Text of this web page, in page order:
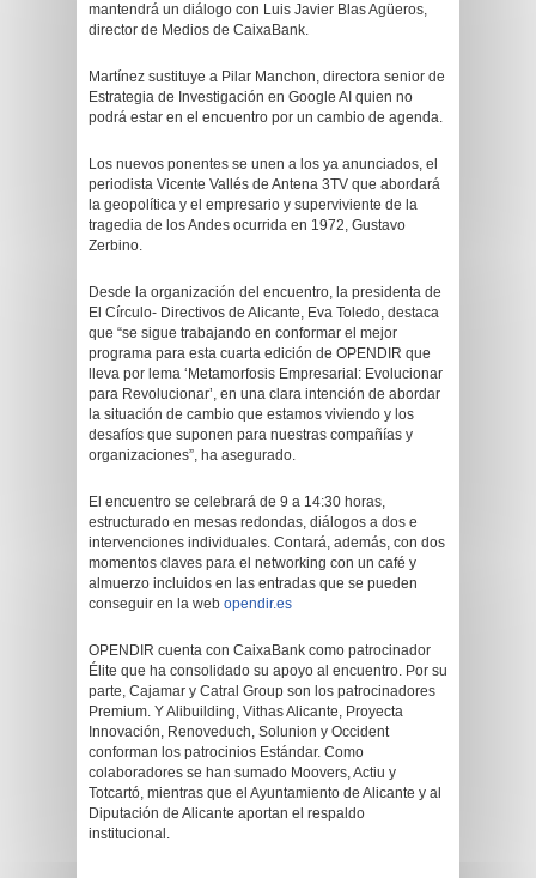
mantendrá un diálogo con Luis Javier Blas Agüeros,
director de Medios de CaixaBank.
Martínez sustituye a Pilar Manchon, directora senior de
Estrategia de Investigación en Google AI quien no
podrá estar en el encuentro por un cambio de agenda.
Los nuevos ponentes se unen a los ya anunciados, el
periodista Vicente Vallés de Antena 3TV que abordará
la geopolítica y el empresario y superviviente de la
tragedia de los Andes ocurrida en 1972, Gustavo
Zerbino.
Desde la organización del encuentro, la presidenta de
El Círculo- Directivos de Alicante, Eva Toledo, destaca
que “se sigue trabajando en conformar el mejor
programa para esta cuarta edición de OPENDIR que
lleva por lema ‘Metamorfosis Empresarial: Evolucionar
para Revolucionar’, en una clara intención de abordar
la situación de cambio que estamos viviendo y los
desafíos que suponen para nuestras compañías y
organizaciones”, ha asegurado.
El encuentro se celebrará de 9 a 14:30 horas,
estructurado en mesas redondas, diálogos a dos e
intervenciones individuales. Contará, además, con dos
momentos claves para el networking con un café y
almuerzo incluidos en las entradas que se pueden
conseguir en la web opendir.es
OPENDIR cuenta con CaixaBank como patrocinador
Élite que ha consolidado su apoyo al encuentro. Por su
parte, Cajamar y Catral Group son los patrocinadores
Premium. Y Alibuilding, Vithas Alicante, Proyecta
Innovación, Renoveduch, Solunion y Occident
conforman los patrocinios Estándar. Como
colaboradores se han sumado Moovers, Actiu y
Totcartó, mientras que el Ayuntamiento de Alicante y al
Diputación de Alicante aportan el respaldo
institucional.